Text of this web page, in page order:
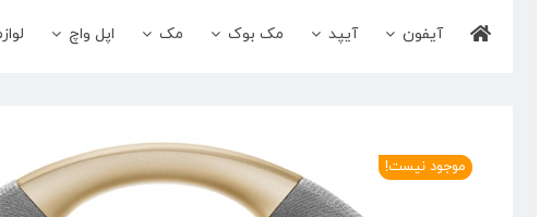
آیفون آیپد مک بوک مک اپل واچ
موجود نیست!